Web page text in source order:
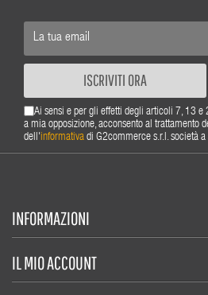
ISCRIVITI ORA
Ai sensi e per gli effetti degli articoli 7, 13
a mia opposizione, acconsento al trattamento
dell'informativa di G2commerce s.r.l. società
INFORMAZIONI
IL MIO ACCOUNT